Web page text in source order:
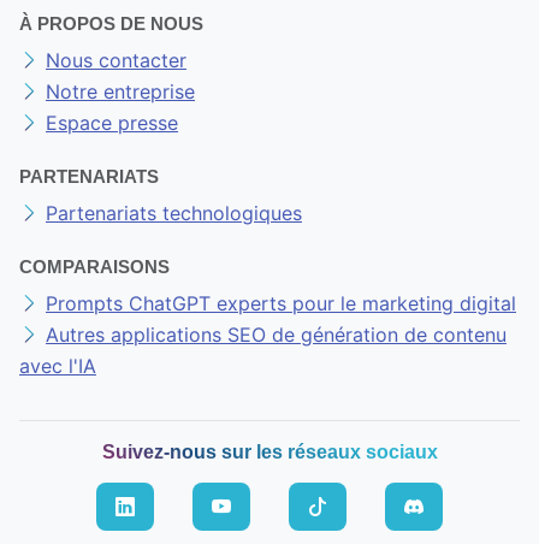
À PROPOS DE NOUS
Nous contacter
Notre entreprise
Espace presse
PARTENARIATS
Partenariats technologiques
COMPARAISONS
Prompts ChatGPT experts pour le marketing digital
Autres applications SEO de génération de contenu
avec l'IA
Suivez-nous sur les réseaux sociaux